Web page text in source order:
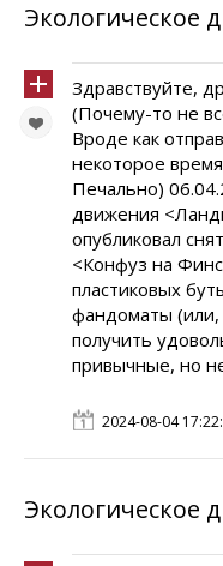
Здравствуйте,
(Почему-то не
Вроде как
некоторое
Печально)
движения
опубликовал
<Конфуз на
пластиковых
фандоматы (или,
получить
привычные, но
2024-08-04